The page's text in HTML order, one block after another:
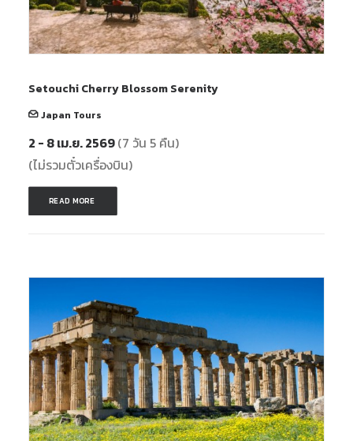
Setouchi Cherry Blossom Serenity
Japan Tours
2 - 8 เม.ย. 2569(7 วัน 5 คืน)
(ไม่รวมตั๋วเครื่องบิน)
READ MORE